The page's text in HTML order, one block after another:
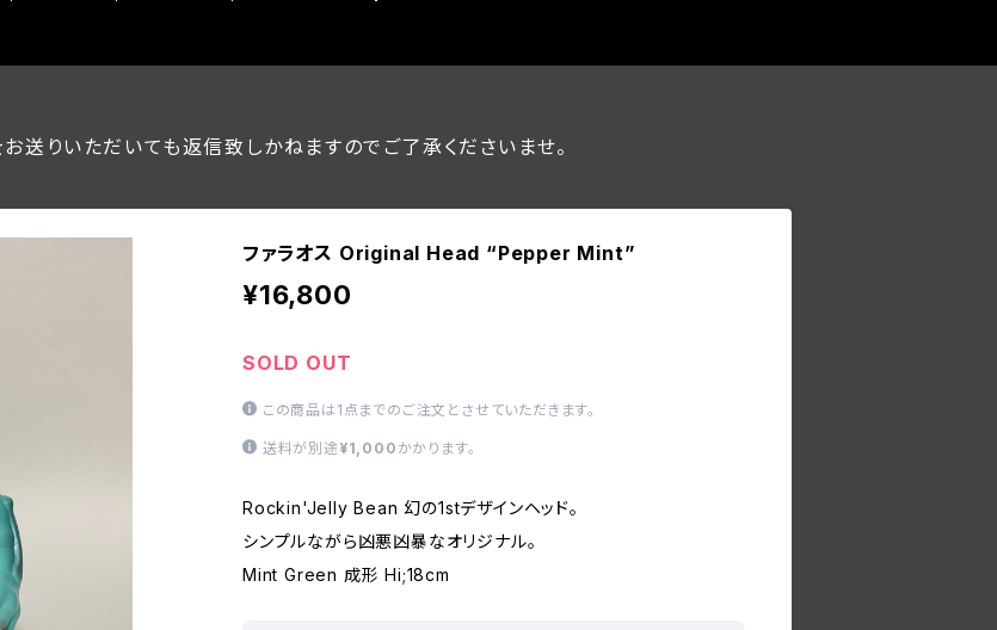
送りいただいても返信致しかねますのでご了承くださいませ。
ファラオス Original Head “Pepper Mint”
¥16,800
SOLD OUT
この商品は1点までのご注文とさせていただきます。
送料が別途 ¥1,000 かかります。
Rockin'Jelly Bean 幻の1stデザインヘッド。
シンプルながら凶悪凶暴なオリジナル。
Mint Green 成形 Hi;18cm